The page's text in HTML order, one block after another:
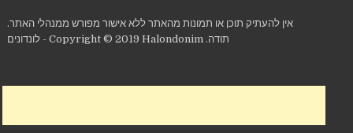
אין להעתיק תוכן או תמונות מהאתר ללא אישור מפורש ממנהלי האתר.
תודה. Copyright © 2019 Halondonim - לונדונים